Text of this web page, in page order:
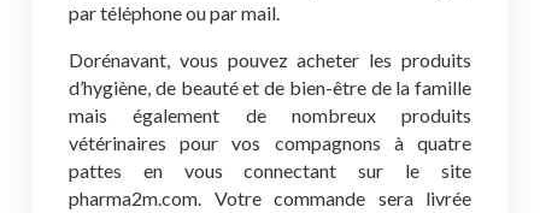
par téléphone ou par mail.
Dorénavant, vous pouvez acheter les produits
d’hygiène, de beauté et de bien-être de la famille
mais également de nombreux produits
vétérinaires pour vos compagnons à quatre
pattes en vous connectant sur le site
pharma2m.com. Votre commande sera livrée